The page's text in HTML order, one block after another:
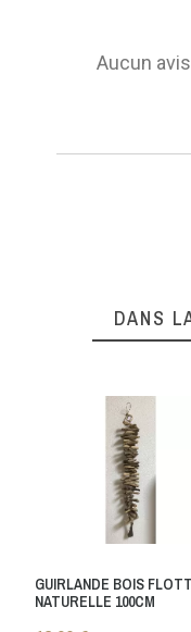
Aucun
DANS
GUIRLANDE BOIS
NATURELLE 100CM